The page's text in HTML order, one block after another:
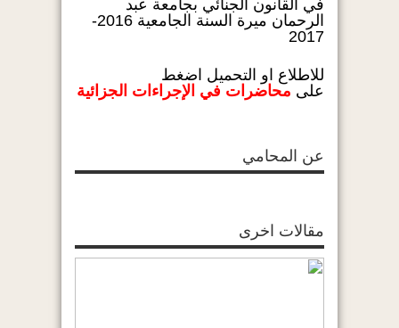
في القانون الجنائي بجامعة عبد
الرحمان ميرة السنة الجامعية 2016-
2017
للاطلاع او التحميل اضغط
على محاضرات في الإجراءات الجزائية
عن المحامي
مقالات اخرى